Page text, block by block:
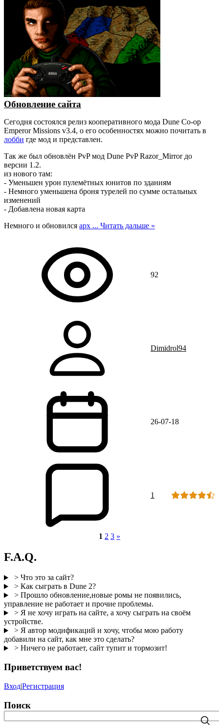
Обновление сайта
Сегодня состоялся релиз кооперативного мода Dune Co-op
Emperor Missions v3.4, о его особенностях можно почитать в
лобби где мод и представлен.
Так же был обновлён PvP мод Dune PvP Razor_Mirror до
версии 1.2.
из нового там:
- Уменьшен урон пулемётных юнитов по зданиям
- Немного уменьшена броня турелей по сумме остальных
изменений
- Добавлена новая карта
Немного и обновился арх ... Читать дальше »
92
Dimidrol94
26-07-18
1
1 2 3 »
F.A.Q.
> Что это за сайт?
> Как сыграть в Dune 2?
> Прошло обновление,новые ромы не появились,
управление не работает и прочие проблемы.
> Я не хочу играть на сайте, а хочу сыграть на своём
устройстве.
> Я автор модификаций и хочу, чтобы мою работу
добавили на сайт, как мне это сделать?
> Ничего не работает, сайт тупит и тормозит!
Приветствуем вас!
Вход|Регистрация
Поиск